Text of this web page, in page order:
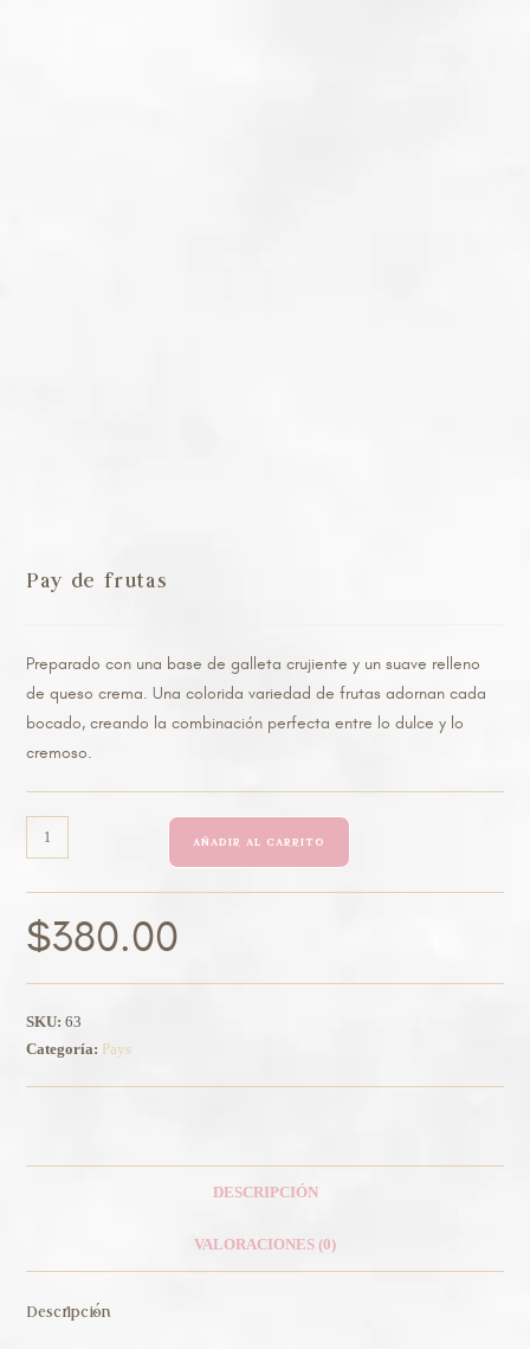
Pay de frutas
Preparado con una base de galleta crujiente y un suave relleno
de queso crema. Una colorida variedad de frutas adornan cada
bocado, creando la combinación perfecta entre lo dulce y lo
cremoso.
AÑADIR AL CARRITO
$380.00
SKU:63
Categoría: Pays
DESCRIPCIÓN
VALORACIONES (0)
Descripción